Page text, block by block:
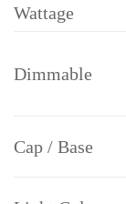
Wattage
Dimmable
Cap / Base